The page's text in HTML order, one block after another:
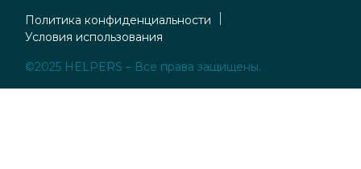
Политика конфиденциальности
Условия использования
©2025 HELPERS – Все права защищены.